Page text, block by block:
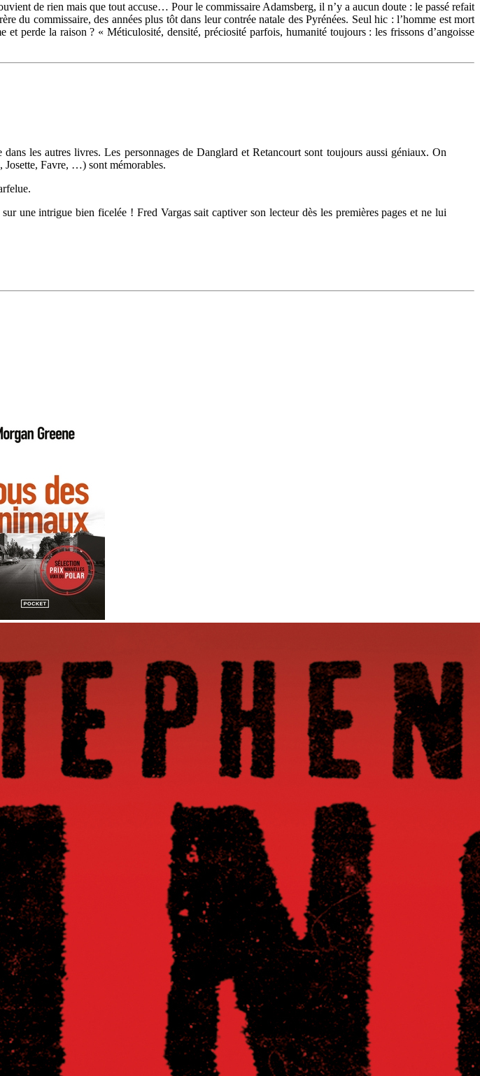
de rien mais que tout accuse… Pour le commissaire Adamsberg, il n’y a aucun doute : le passé refait
du commissaire, des années plus tôt dans leur contrée natale des Pyrénées. Seul hic : l’homme est mort
perde la raison ? « Méticulosité, densité, préciosité parfois, humanité toujours : les frissons d’angoisse
les autres livres. Les personnages de Danglard et Retancourt sont toujours aussi géniaux. On
Josette, Favre, …) sont mémorables.
une intrigue bien ficelée ! Fred Vargas sait captiver son lecteur dès les premières pages et ne lui